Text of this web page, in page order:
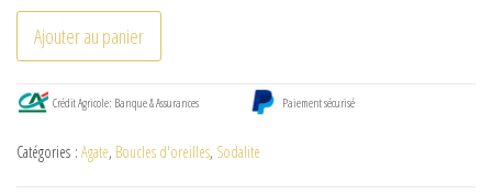
quantité
de
Boucles
d'Oreilles
en
Ajouter au panier
Crédit Agricole: Banque & Assurances Paiement sécurisé
Catégories : Agate, Boucles d'oreilles, Sodalite